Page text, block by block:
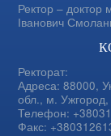
Ректор – доктор
Іванович
Ректорат:
Адреса: 88000,
обл., м.
Телефон:
Факс: